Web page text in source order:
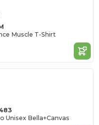
Muscle T-Shirt
Unisex Bella+Canvas